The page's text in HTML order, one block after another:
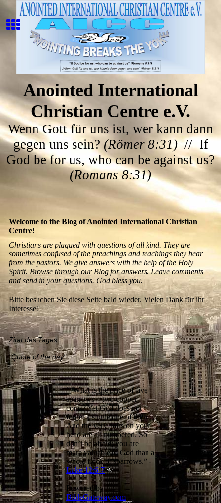
Anointed International
Christian Centre e.V.
Wenn Gott für uns ist, wer kann dann
gegen uns sein? (Römer 8:31)// If
God be for us, who can be against us?
(Romans 8:31)
Welcome to the Blog of Anointed International Christian
Centre!
Christians are plagued with questions of all kind. They are
sometimes confused of the preachings and teachings they hear
from the pastors. We give answers with the help of the Holy
Spirit. Browse through our Blog for answers. Leave comments
and send in your questions. God bless you.
Bitte besuchen Sie diese Seite bald wieder. Vielen Dank für ihr
Interesse!
Zitat des Tages
"Quote of the day"